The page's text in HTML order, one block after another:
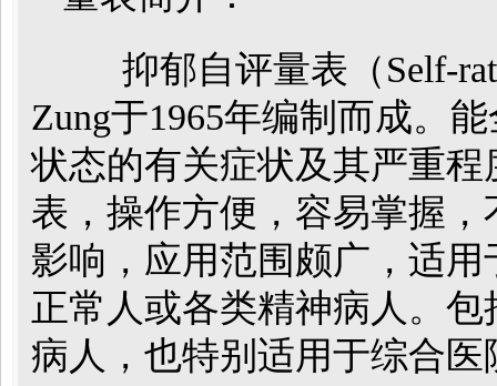
抑郁自评量表（Self-
Zung于1965年编制而成。
状态的有关症状及其严重
表，操作方便，容易掌握
影响，应用范围颇广，适
正常人或各类精神病人。
病人，也特别适用于综合